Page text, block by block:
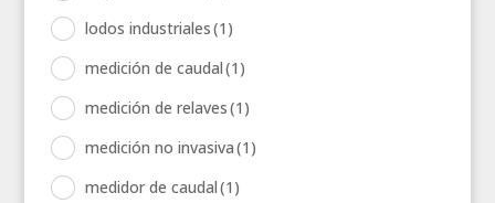
lodos industriales(1)
medición de caudal(1)
medición de relaves(1)
medición no invasiva(1)
medidor de caudal(1)